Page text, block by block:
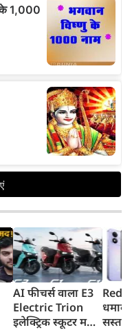
AI फीचर्स वाला E3
Electric Trion
इलेक्ट्रिक स्कूटर मचा सस्ता